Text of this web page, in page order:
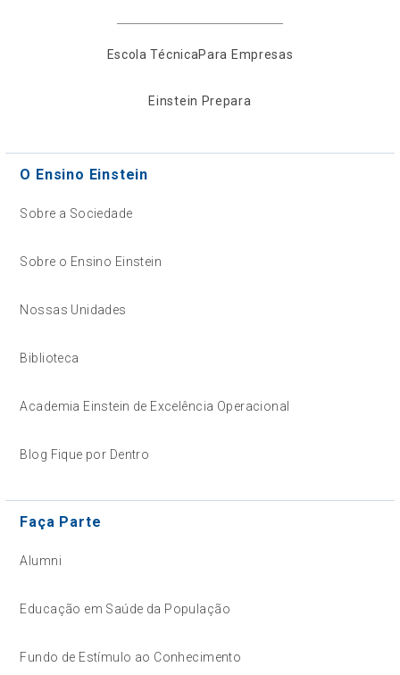
Escola TécnicaPara Empresas
Einstein Prepara
O Ensino Einstein
Sobre a Sociedade
Sobre o Ensino Einstein
Nossas Unidades
Biblioteca
Academia Einstein de Excelência Operacional
Blog Fique por Dentro
Faça Parte
Alumni
Educação em Saúde da População
Fundo de Estímulo ao Conhecimento